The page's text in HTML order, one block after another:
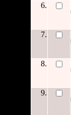
6.
7.
8.
9.